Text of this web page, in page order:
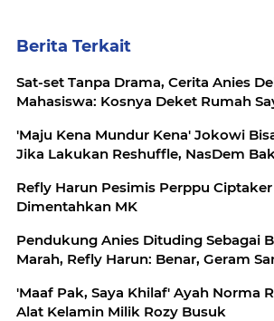
Berita Terkait
Sat-set Tanpa Drama, Cerita Anies
Mahasiswa: Kosnya Deket Rumah
'Maju Kena Mundur Kena' Jokowi
Jika Lakukan Reshuffle, NasDem
Refly Harun Pesimis Perppu Ciptaker
Dimentahkan MK
Pendukung Anies Dituding Sebagai
Marah, Refly Harun: Benar, Geram
'Maaf Pak, Saya Khilaf' Ayah Norma
Alat Kelamin Milik Rozy Busuk